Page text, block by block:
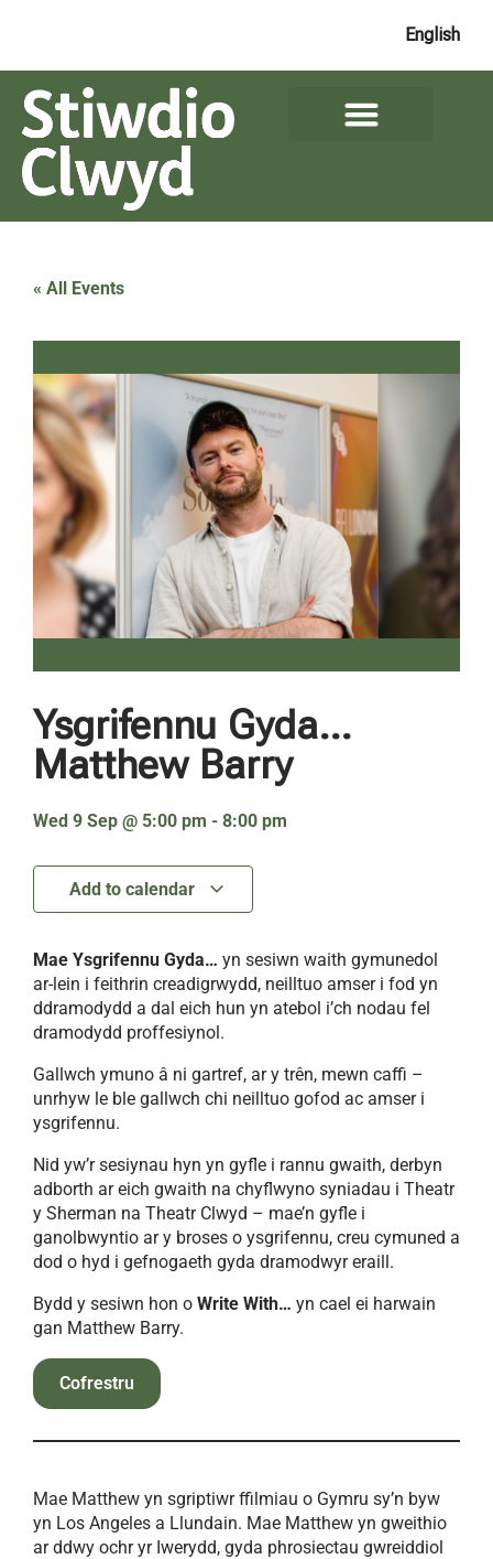
English
« All Events
Ysgrifennu Gyda…
Matthew Barry
Wed 9 Sep @ 5:00 pm - 8:00 pm
Add to calendar
Mae Ysgrifennu Gyda… yn sesiwn waith gymunedol
ar-lein i feithrin creadigrwydd, neilltuo amser i fod yn
ddramodydd a dal eich hun yn atebol i’ch nodau fel
dramodydd proffesiynol.
Gallwch ymuno â ni gartref, ar y trên, mewn caffi –
unrhyw le ble gallwch chi neilltuo gofod ac amser i
ysgrifennu.
Nid yw’r sesiynau hyn yn gyfle i rannu gwaith, derbyn
adborth ar eich gwaith na chyflwyno syniadau i Theatr
y Sherman na Theatr Clwyd – mae’n gyfle i
ganolbwyntio ar y broses o ysgrifennu, creu cymuned a
dod o hyd i gefnogaeth gyda dramodwyr eraill.
Bydd y sesiwn hon o Write With… yn cael ei harwain
gan Matthew Barry.
Cofrestru
Mae Matthew yn sgriptiwr ffilmiau o Gymru sy’n byw
yn Los Angeles a Llundain. Mae Matthew yn gweithio
ar ddwy ochr yr Iwerydd, gyda phrosiectau gwreiddiol